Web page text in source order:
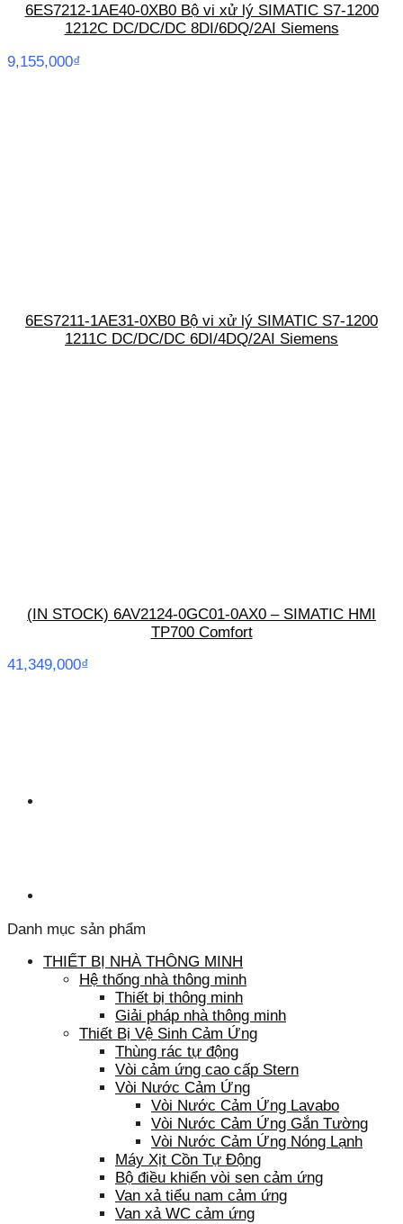
6ES7212-1AE40-0XB0 Bộ vi xử lý SIMATIC S7-1200
1212C DC/DC/DC 8DI/6DQ/2AI Siemens
9,155,000₫
6ES7211-1AE31-0XB0 Bộ vi xử lý SIMATIC S7-1200
1211C DC/DC/DC 6DI/4DQ/2AI Siemens
(IN STOCK) 6AV2124-0GC01-0AX0 – SIMATIC HMI
TP700 Comfort
41,349,000₫
Danh mục sản phẩm
THIẾT BỊ NHÀ THÔNG MINH
Hệ thống nhà thông minh
Thiết bị thông minh
Giải pháp nhà thông minh
Thiết Bị Vệ Sinh Cảm Ứng
Thùng rác tự động
Vòi cảm ứng cao cấp Stern
Vòi Nước Cảm Ứng
Vòi Nước Cảm Ứng Lavabo
Vòi Nước Cảm Ứng Gắn Tường
Vòi Nước Cảm Ứng Nóng Lạnh
Máy Xịt Cồn Tự Động
Bộ điều khiển vòi sen cảm ứng
Van xả tiểu nam cảm ứng
Van xả WC cảm ứng